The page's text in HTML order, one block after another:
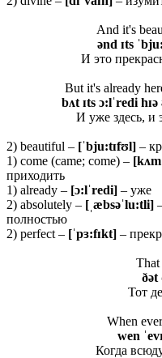
And it's
ənd ɪts
И это
But it's already
bʌt ɪts ɔ:lˈredi
И уже здесь, и
2) beautiful – [ˈbju:tɪfʊl] –
1) come (came; come) – [kʌ
приходить
1) already – [ɔ:lˈredi] – уже
2) absolutely – [ˌæbsəˈlu:tli]
полностью
2) perfect – [ˈpɜ:fɪkt] –
That
ðət
Тот
When
wen ˈ
Когда